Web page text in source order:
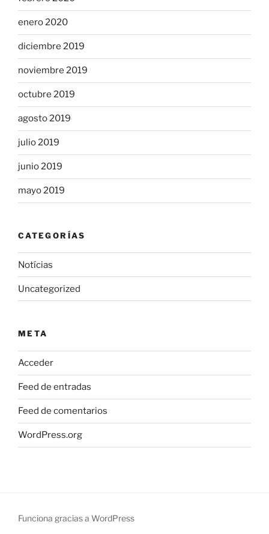
enero 2020
diciembre 2019
noviembre 2019
octubre 2019
agosto 2019
julio 2019
junio 2019
mayo 2019
CATEGORÍAS
Notícias
Uncategorized
META
Acceder
Feed de entradas
Feed de comentarios
WordPress.org
Funciona gracias a WordPress